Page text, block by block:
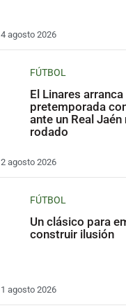
4 agosto 2026
FÚTBOL
El Linares arranca
pretemporada
ante un Real
rodado
2 agosto 2026
FÚTBOL
Un clásico para
construir ilusión
1 agosto 2026